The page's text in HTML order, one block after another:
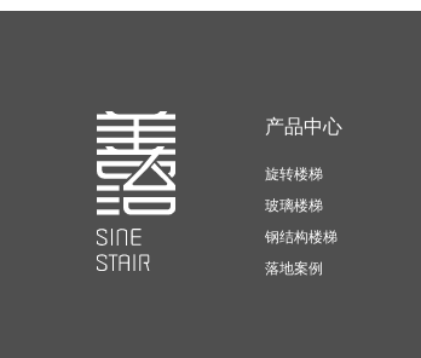
产品中心
旋转楼梯
玻璃楼梯
钢结构楼梯
落地案例